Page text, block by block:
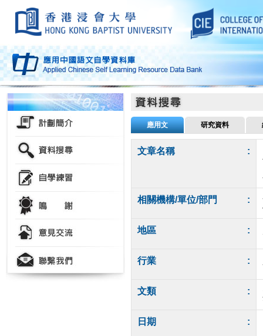
應用文 研究資料
文章名稱 :
相關機構/單位/部門 :
地區 :
行業 :
文類 :
日期 :